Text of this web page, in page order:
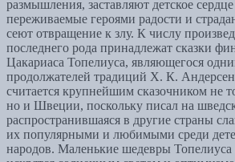
размышления, заставляют детское
переживаемые героями радости и
сеют отвращение к злу. К числу
последнего рода принадлежат сказки
Цакариаса Топелиуса, являющегося
продолжателей традиций Х. К.
считается крупнейшим сказочником не
но и Швеции, поскольку писал на
распространившаяся в другие страны
их популярными и любимыми среди
народов. Маленькие шедевры